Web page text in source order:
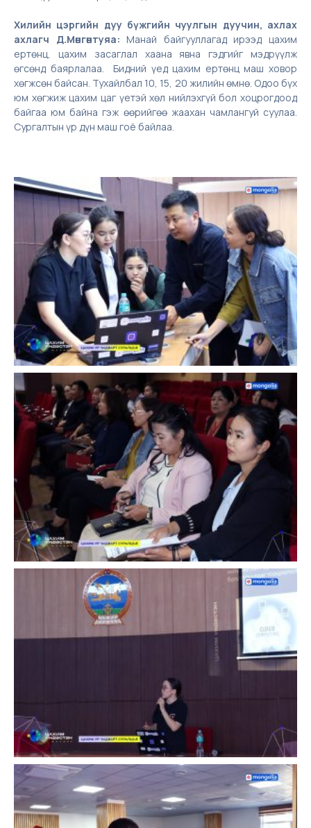
Хилийн цэргийн дуу бүжгийн чуулгын дуучин, ахлах
ахлагч Д.Мөнгөнтуяа: Манай байгууллагад ирээд цахим
ертөнц, цахим засаглал хаана явна гэдгийг мэдрүүлж
өгсөнд баярлалаа. Бидний үед цахим ертөнц маш ховор
хөгжсөн байсан. Тухайлбал 10, 15, 20 жилийн өмнө. Одоо бүх
юм хөгжиж цахим цаг үетэй хөл нийлэхгүй бол хоцрогдоод
байгаа юм байна гэж өөрийгөө жаахан чамлангуй суулаа.
Сургалтын үр дүн маш гоё байлаа.